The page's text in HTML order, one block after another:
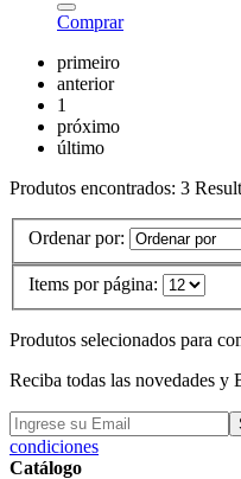
Comprar
primeiro
anterior
1
próximo
último
Produtos encontrados: 3
Ordenar por:
Items por página:
Produtos selecionados para
Reciba todas las novedades
condiciones
Catálogo